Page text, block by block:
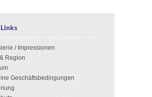
/ Impressionen
Region
Geschäftsbedingungen